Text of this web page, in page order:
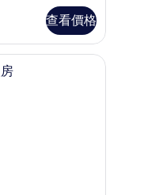
查看價格
友主題陽台鞦韆海景雙人房 | 高